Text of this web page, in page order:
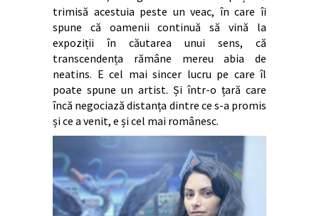
trimisă acestuia peste un veac, în care îi
spune că oamenii continuă să vină la
expoziții în căutarea unui sens, că
transcendența rămâne mereu abia de
neatins. E cel mai sincer lucru pe care îl
poate spune un artist. Și într-o țară care
încă negociază distanța dintre ce s-a promis
și ce a venit, e și cel mai românesc.